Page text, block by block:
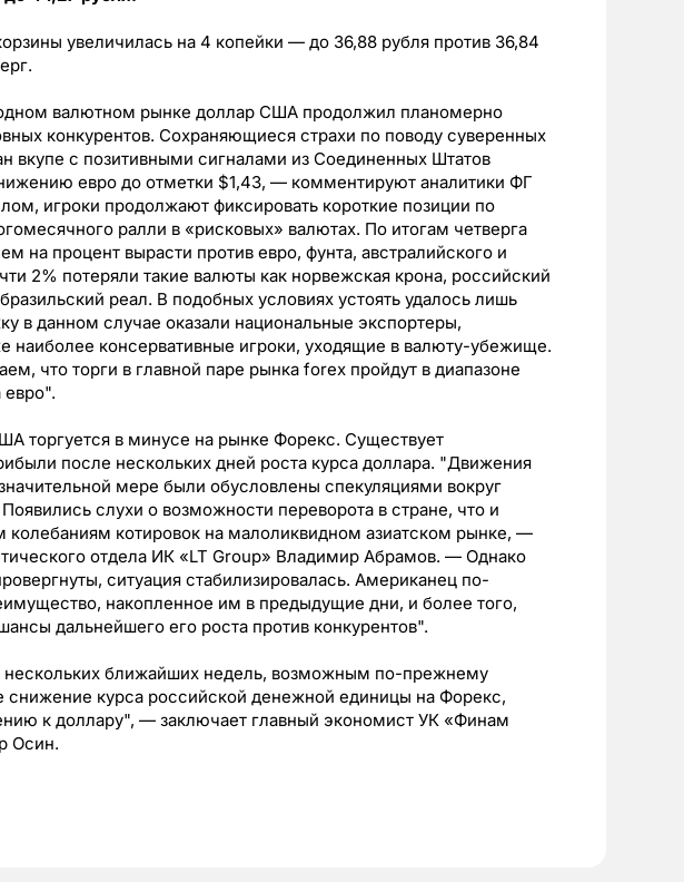
увеличилась на 4 копейки — до 36,88 рубля против 36,84
валютном рынке доллар США продолжил планомерно
конкурентов. Сохраняющиеся страхи по поводу суверенных
вкупе с позитивными сигналами из Соединенных Штатов
евро до отметки $1,43, — комментируют аналитики ФГ
игроки продолжают фиксировать короткие позиции по
ралли в «рисковых» валютах. По итогам четверга
на процент вырасти против евро, фунта, австралийского и
2% потеряли такие валюты как норвежская крона, российский
реал. В подобных условиях устоять удалось лишь
в данном случае оказали национальные экспортеры,
наиболее консервативные игроки, уходящие в валюту-убежище.
что торги в главной паре рынка forex пройдут в диапазоне
евро".
торгуется в минусе на рынке Форекс. Существует
после нескольких дней роста курса доллара. "Движения
мере были обусловлены спекуляциями вокруг
слухи о возможности переворота в стране, что и
колебаниям котировок на малоликвидном азиатском рынке, —
отдела ИК «LT Group» Владимир Абрамов. — Однако
ситуация стабилизировалась. Американец по-
накопленное им в предыдущие дни, и более того,
дальнейшего его роста против конкурентов".
нескольких ближайших недель, возможным по-прежнему
снижение курса российской денежной единицы на Форекс,
к доллару", — заключает главный экономист УК «Финам
Осин.